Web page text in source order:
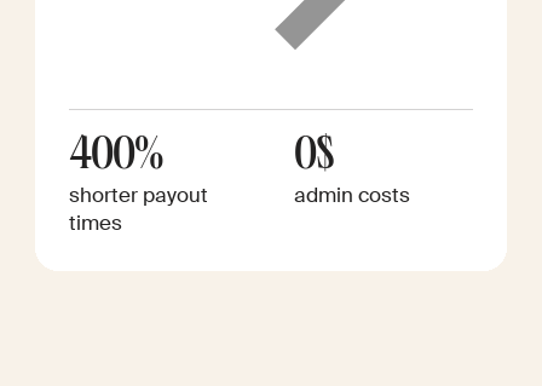
400%
shorter payout
times
0$
admin costs